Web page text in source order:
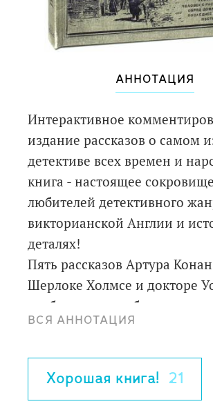
АННОТАЦИЯ
Интерактивное
издание рассказов о самом
детективе всех времен и
книга - настоящее
любителей детективного
викторианской Англии и
деталях!
Пять рассказов Артура
Шерлоке Холмсе и докторе
снабжены подробным
бытовым комментарием.
XIX века: в комментариях -
география Британии,
ВСЯ АННОТАЦИЯ
Хорошая книга! 21